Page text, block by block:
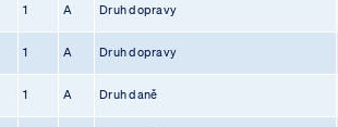
1 A Druh dopravy
1 A Druh dopravy
1 A Druh daně